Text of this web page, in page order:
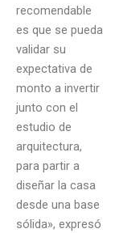
recomendable
es que se pueda
validar su
expectativa de
monto a invertir
junto con el
estudio de
arquitectura,
para partir a
diseñar la casa
desde una base
sólida», expresó